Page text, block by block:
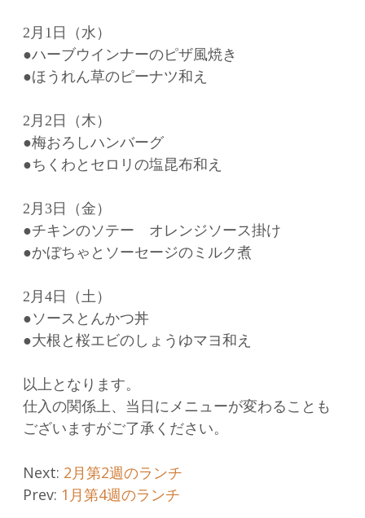
2月1日（水）
●ハーブウインナーのピザ風焼き
●ほうれん草のピーナツ和え
2月2日（木）
●梅おろしハンバーグ
●ちくわとセロリの塩昆布和え
2月3日（金）
●チキンのソテー オレンジソース掛け
●かぼちゃとソーセージのミルク煮
2月4日（土）
●ソースとんかつ丼
●大根と桜エビのしょうゆマヨ和え
以上となります。
仕入の関係上、当日にメニューが変わることも
ございますがご了承ください。
Post
navigation
Next: 2月第2週のランチ
Prev: 1月第4週のランチ